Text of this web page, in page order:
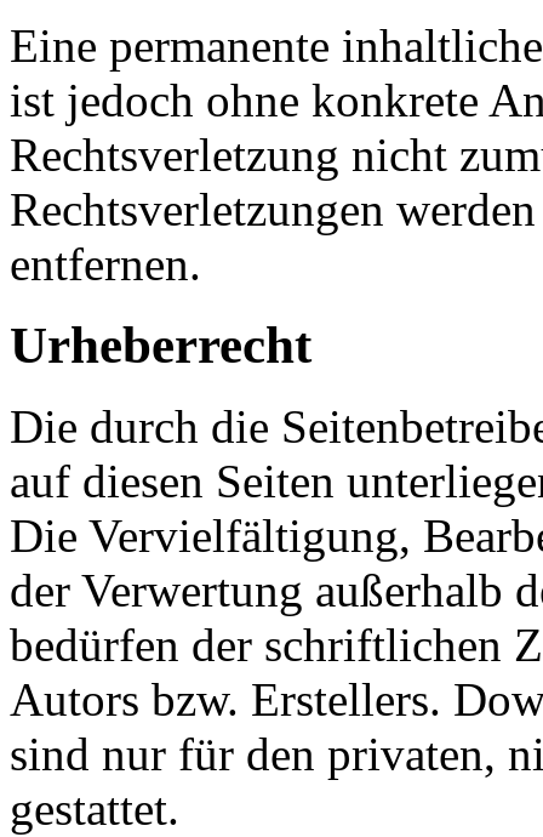
Eine permanente
ist jedoch ohne konkrete
Rechtsverletzung nicht
Rechtsverletzungen
entfernen.
Urheberrecht
Die durch die
auf diesen Seiten
Die Vervielfältigung,
der Verwertung außerhalb
bedürfen der schriftlichen
Autors bzw. Erstellers.
sind nur für den privaten,
gestattet.